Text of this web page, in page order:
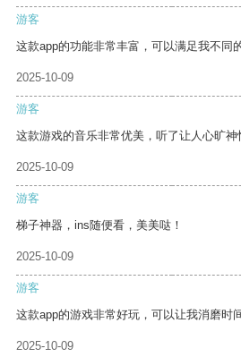
游客
这款app的功能非常丰富，可以满足我不同
2025-10-09
游客
这款游戏的音乐非常优美，听了让人心旷神
2025-10-09
游客
梯子神器，ins随便看，美美哒！
2025-10-09
游客
这款app的游戏非常好玩，可以让我消磨时间
2025-10-09